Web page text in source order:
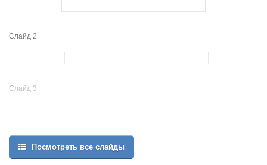
Слайд 2
Слайд 3
Посмотреть все слайды